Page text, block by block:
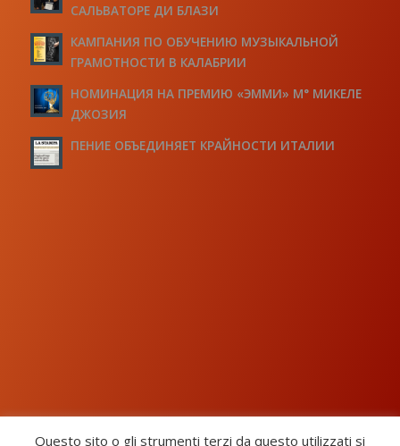
САЛЬВАТОРЕ ДИ БЛАЗИ
КАМПАНИЯ ПО ОБУЧЕНИЮ МУЗЫКАЛЬНОЙ
ГРАМОТНОСТИ В КАЛАБРИИ
НОМИНАЦИЯ НА ПРЕМИЮ «ЭММИ» М° МИКЕЛЕ
ДЖОЗИЯ
ПЕНИЕ ОБЪЕДИНЯЕТ КРАЙНОСТИ ИТАЛИИ
Questo sito o gli strumenti terzi da questo utilizzati si